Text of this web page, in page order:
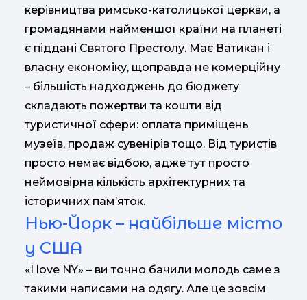
керівництва римсько-католицької церкви, а
громадянами найменшої країни на планеті
є піддані Святого Престолу. Має Ватикан і
власну економіку, щоправда не комерційну
– більшість надходжень до бюджету
складають пожертви та кошти від
туристичної сфери: оплата приміщень
музеїв, продаж сувенірів тощо. Від туристів
просто немає відбою, адже тут просто
неймовірна кількість архітектурних та
історичних пам’яток.
Нью-Йорк – найбільше місто
у США
«I love NY» – ви точно бачили молодь саме з
такими написами на одягу. Але це зовсім